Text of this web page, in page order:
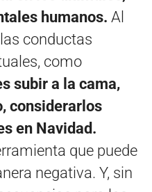
humanos. Al
conductas
como
subir a la cama,
considerarlos
en Navidad.
que puede
negativa. Y, sin